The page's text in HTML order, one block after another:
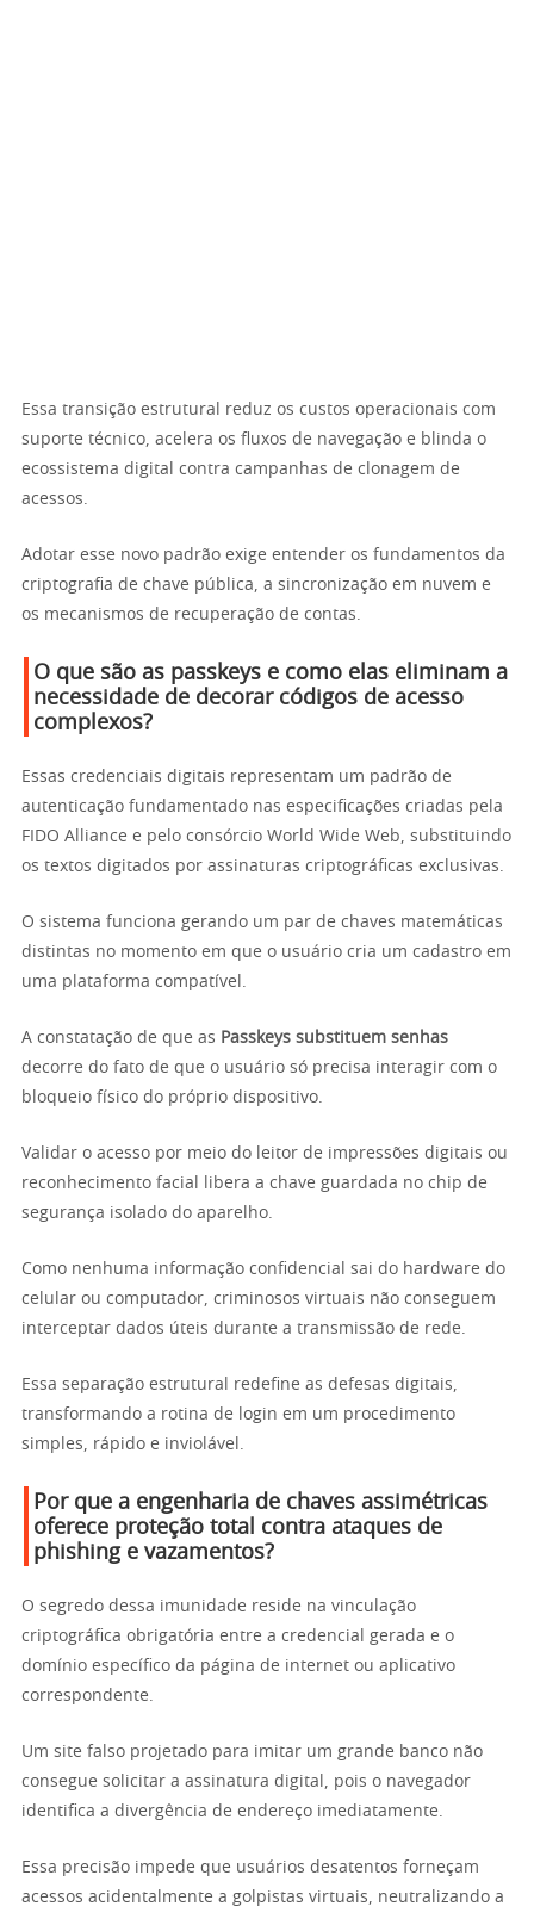
Essa transição estrutural reduz os custos operacionais com
suporte técnico, acelera os fluxos de navegação e blinda o
ecossistema digital contra campanhas de clonagem de
acessos.
Adotar esse novo padrão exige entender os fundamentos da
criptografia de chave pública, a sincronização em nuvem e
os mecanismos de recuperação de contas.
O que são as passkeys e como elas eliminam a
necessidade de decorar códigos de acesso
complexos?
Essas credenciais digitais representam um padrão de
autenticação fundamentado nas especificações criadas pela
FIDO Alliance e pelo consórcio World Wide Web, substituindo
os textos digitados por assinaturas criptográficas exclusivas.
O sistema funciona gerando um par de chaves matemáticas
distintas no momento em que o usuário cria um cadastro em
uma plataforma compatível.
A constatação de que as Passkeys substituem senhas
decorre do fato de que o usuário só precisa interagir com o
bloqueio físico do próprio dispositivo.
Validar o acesso por meio do leitor de impressões digitais ou
reconhecimento facial libera a chave guardada no chip de
segurança isolado do aparelho.
Como nenhuma informação confidencial sai do hardware do
celular ou computador, criminosos virtuais não conseguem
interceptar dados úteis durante a transmissão de rede.
Essa separação estrutural redefine as defesas digitais,
transformando a rotina de login em um procedimento
simples, rápido e inviolável.
Por que a engenharia de chaves assimétricas
oferece proteção total contra ataques de
phishing e vazamentos?
O segredo dessa imunidade reside na vinculação
criptográfica obrigatória entre a credencial gerada e o
domínio específico da página de internet ou aplicativo
correspondente.
Um site falso projetado para imitar um grande banco não
consegue solicitar a assinatura digital, pois o navegador
identifica a divergência de endereço imediatamente.
Essa precisão impede que usuários desatentos forneçam
acessos acidentalmente a golpistas virtuais, neutralizando a